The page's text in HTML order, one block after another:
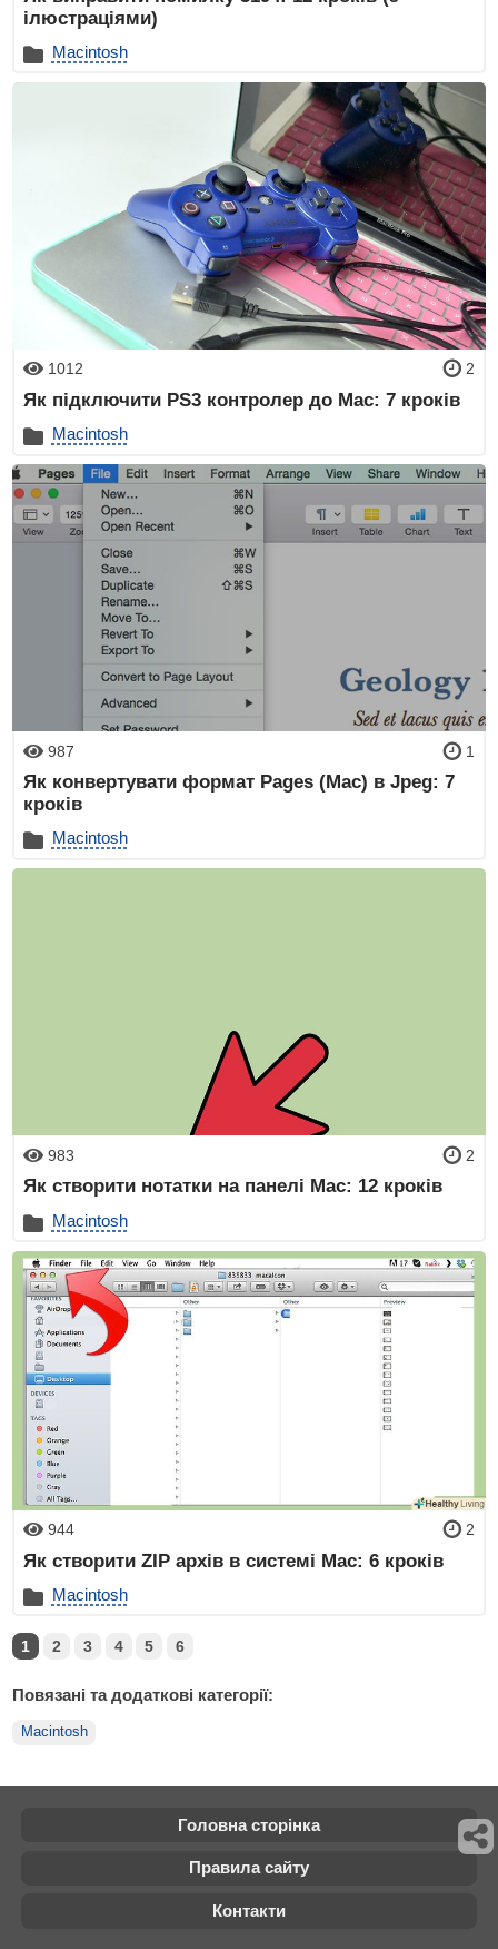
ілюстраціями)
Macintosh
1012 2
Як підключити PS3 контролер до Mac: 7 кроків
Macintosh
987 1
Як конвертувати формат Pages (Mac) в Jpeg: 7
кроків
Macintosh
983 2
Як створити нотатки на панелі Mac: 12 кроків
Macintosh
944 2
Як створити ZIP архів в системі Mac: 6 кроків
Macintosh
1 2 3 4 5 6
Повязані та додаткові категорії:
Macintosh
Головна сторінка
Правила сайту
Контакти